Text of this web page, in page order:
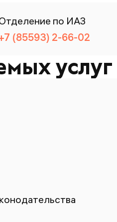
по ИАЗ
(85593) 2-66-02
услуг